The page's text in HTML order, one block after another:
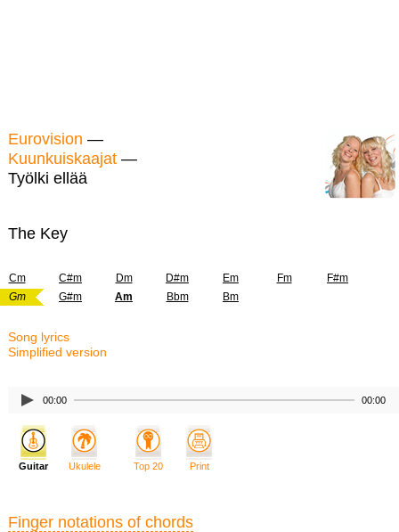
Eurovision —
Kuunkuiskaajat —
Työlki ellää
The Key
Cm C#m Dm D#m Em Fm
F#m
Gm
G#m Am Bbm Bm
Song lyrics
Simplified version
00:00 00:00
Guitar Ukulele Top 20 Print
Finger notations of chords